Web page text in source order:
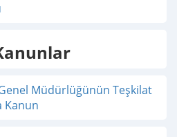
Müdürlüğünün Teşkilat
Kanun